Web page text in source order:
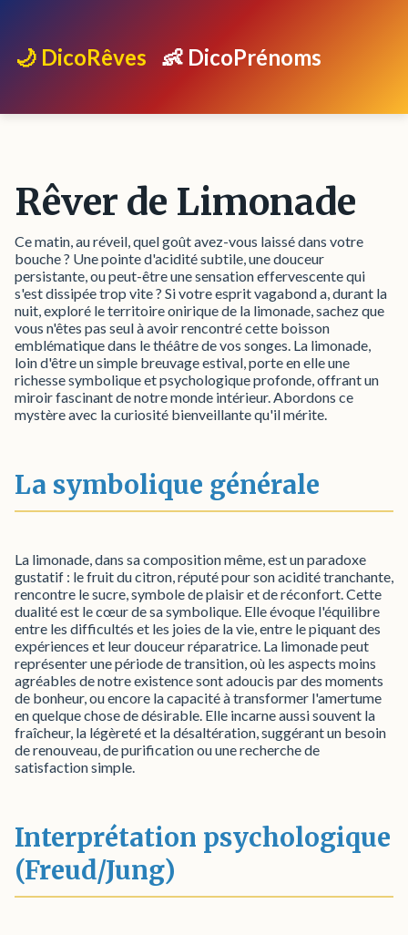
🌙 DicoRêves 👶 DicoPrénoms
Rêver de Limonade
Ce matin, au réveil, quel goût avez-vous laissé dans votre
bouche ? Une pointe d'acidité subtile, une douceur
persistante, ou peut-être une sensation effervescente qui
s'est dissipée trop vite ? Si votre esprit vagabond a, durant la
nuit, exploré le territoire onirique de la limonade, sachez que
vous n'êtes pas seul à avoir rencontré cette boisson
emblématique dans le théâtre de vos songes. La limonade,
loin d'être un simple breuvage estival, porte en elle une
richesse symbolique et psychologique profonde, offrant un
miroir fascinant de notre monde intérieur. Abordons ce
mystère avec la curiosité bienveillante qu'il mérite.
La symbolique générale
La limonade, dans sa composition même, est un paradoxe
gustatif : le fruit du citron, réputé pour son acidité tranchante,
rencontre le sucre, symbole de plaisir et de réconfort. Cette
dualité est le cœur de sa symbolique. Elle évoque l'équilibre
entre les difficultés et les joies de la vie, entre le piquant des
expériences et leur douceur réparatrice. La limonade peut
représenter une période de transition, où les aspects moins
agréables de notre existence sont adoucis par des moments
de bonheur, ou encore la capacité à transformer l'amertume
en quelque chose de désirable. Elle incarne aussi souvent la
fraîcheur, la légèreté et la désaltération, suggérant un besoin
de renouveau, de purification ou une recherche de
satisfaction simple.
Interprétation psychologique
(Freud/Jung)